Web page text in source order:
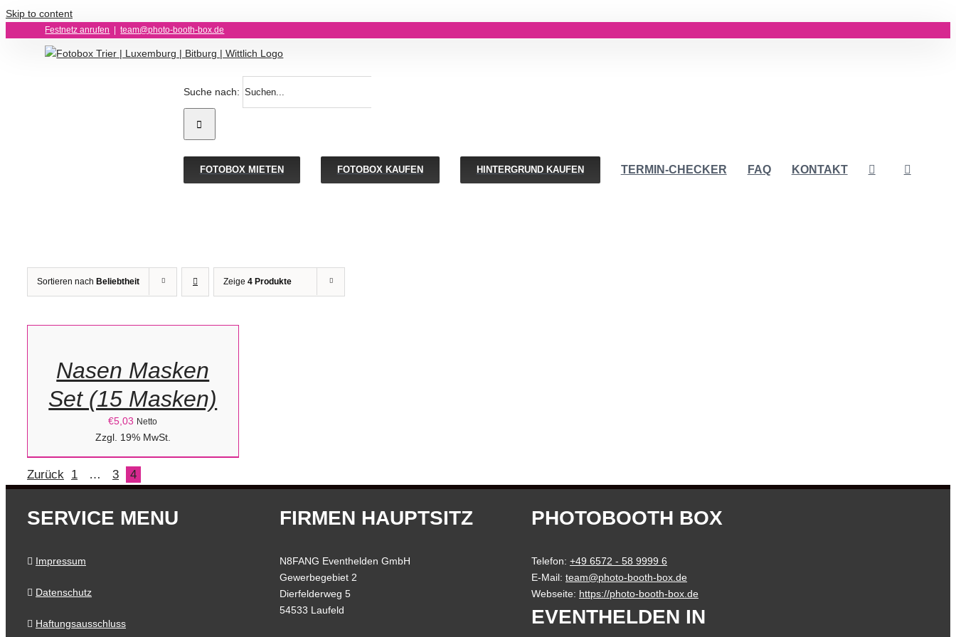
Skip to content
Festnetz anrufen team@photo-booth-box.de
Suche nach:
FOTOBOX MIETEN FOTOBOX KAUFEN HINTERGRUND KAUFEN TERMIN-CHECKER FAQ KONTAKT
Sortieren nach Beliebtheit Zeige 4 Produkte
IN
DETAILS
Nasen Masken
Set (15 Masken)
€5,03 Netto
Zzgl. 19% MwSt.
Zurück 1 … 3 4
SERVICE MENU
Impressum
Datenschutz
Haftungsausschluss
FIRMEN HAUPTSITZ
N8FANG Eventhelden GmbH
Gewerbegebiet 2
Dierfelderweg 5
54533 Laufeld
PHOTOBOOTH BOX
Telefon: +49 6572 - 58 9999 6
E-Mail: team@photo-booth-box.de
Webseite: https://photo-booth-box.de
EVENTHELDEN IN